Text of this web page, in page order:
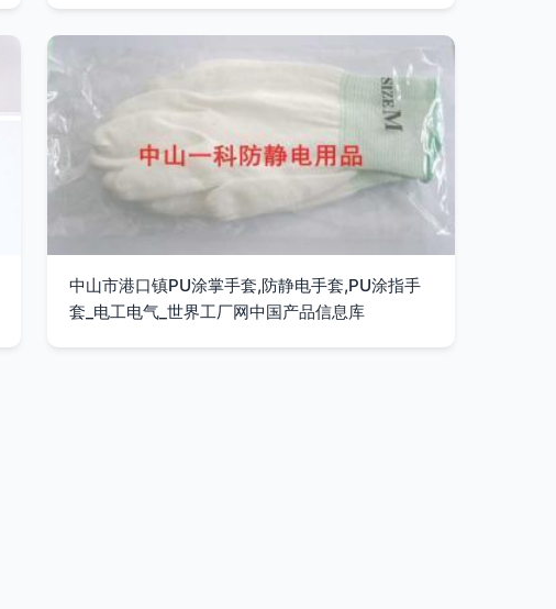
中山市港口镇PU涂掌手套,防静电手套,PU涂指手
套_电工电气_世界工厂网中国产品信息库